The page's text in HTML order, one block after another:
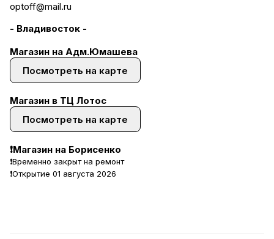
optoff@mail.ru
- Владивосток -
Магазин на Адм.Юмашева
Посмотреть на карте
Магазин в ТЦ Лотос
Посмотреть на карте
❗Магазин на Борисенко
❗Временно закрыт на ремонт
❗Открытие 01 августа 2026